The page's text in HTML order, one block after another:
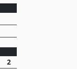
2